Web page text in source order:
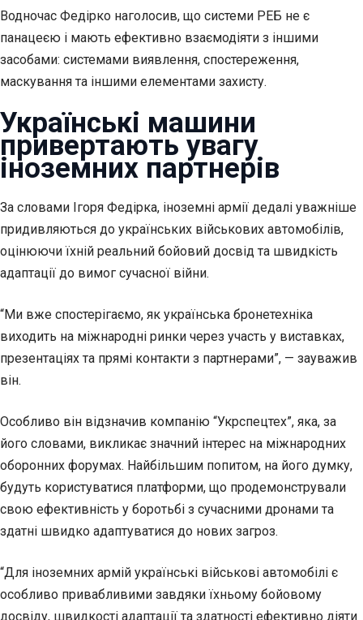
Водночас Федірко наголосив, що системи РЕБ не є
панацеєю і мають ефективно взаємодіяти з іншими
засобами: системами виявлення, спостереження,
маскування та іншими елементами захисту.
Українські машини
привертають увагу
іноземних партнерів
За словами Ігоря Федірка, іноземні армії дедалі уважніше
придивляються до українських військових автомобілів,
оцінюючи їхній реальний бойовий досвід та швидкість
адаптації до вимог сучасної війни.
“Ми вже спостерігаємо, як українська бронетехніка
виходить на міжнародні ринки через участь у виставках,
презентаціях та прямі контакти з партнерами”, — зауважив
він.
Особливо він відзначив компанію “Укрспецтех”, яка, за
його словами, викликає значний інтерес на міжнародних
оборонних форумах. Найбільшим попитом, на його думку,
будуть користуватися платформи, що продемонстрували
свою ефективність у боротьбі з сучасними дронами та
здатні швидко адаптуватися до нових загроз.
“Для іноземних армій українські військові автомобілі є
особливо привабливими завдяки їхньому бойовому
досвіду, швидкості адаптації та здатності ефективно діяти